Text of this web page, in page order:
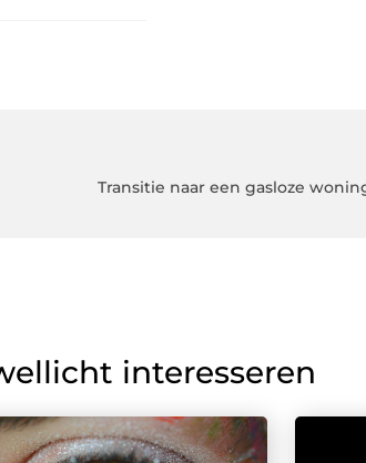
Transitie naar een gasloze
interesseren